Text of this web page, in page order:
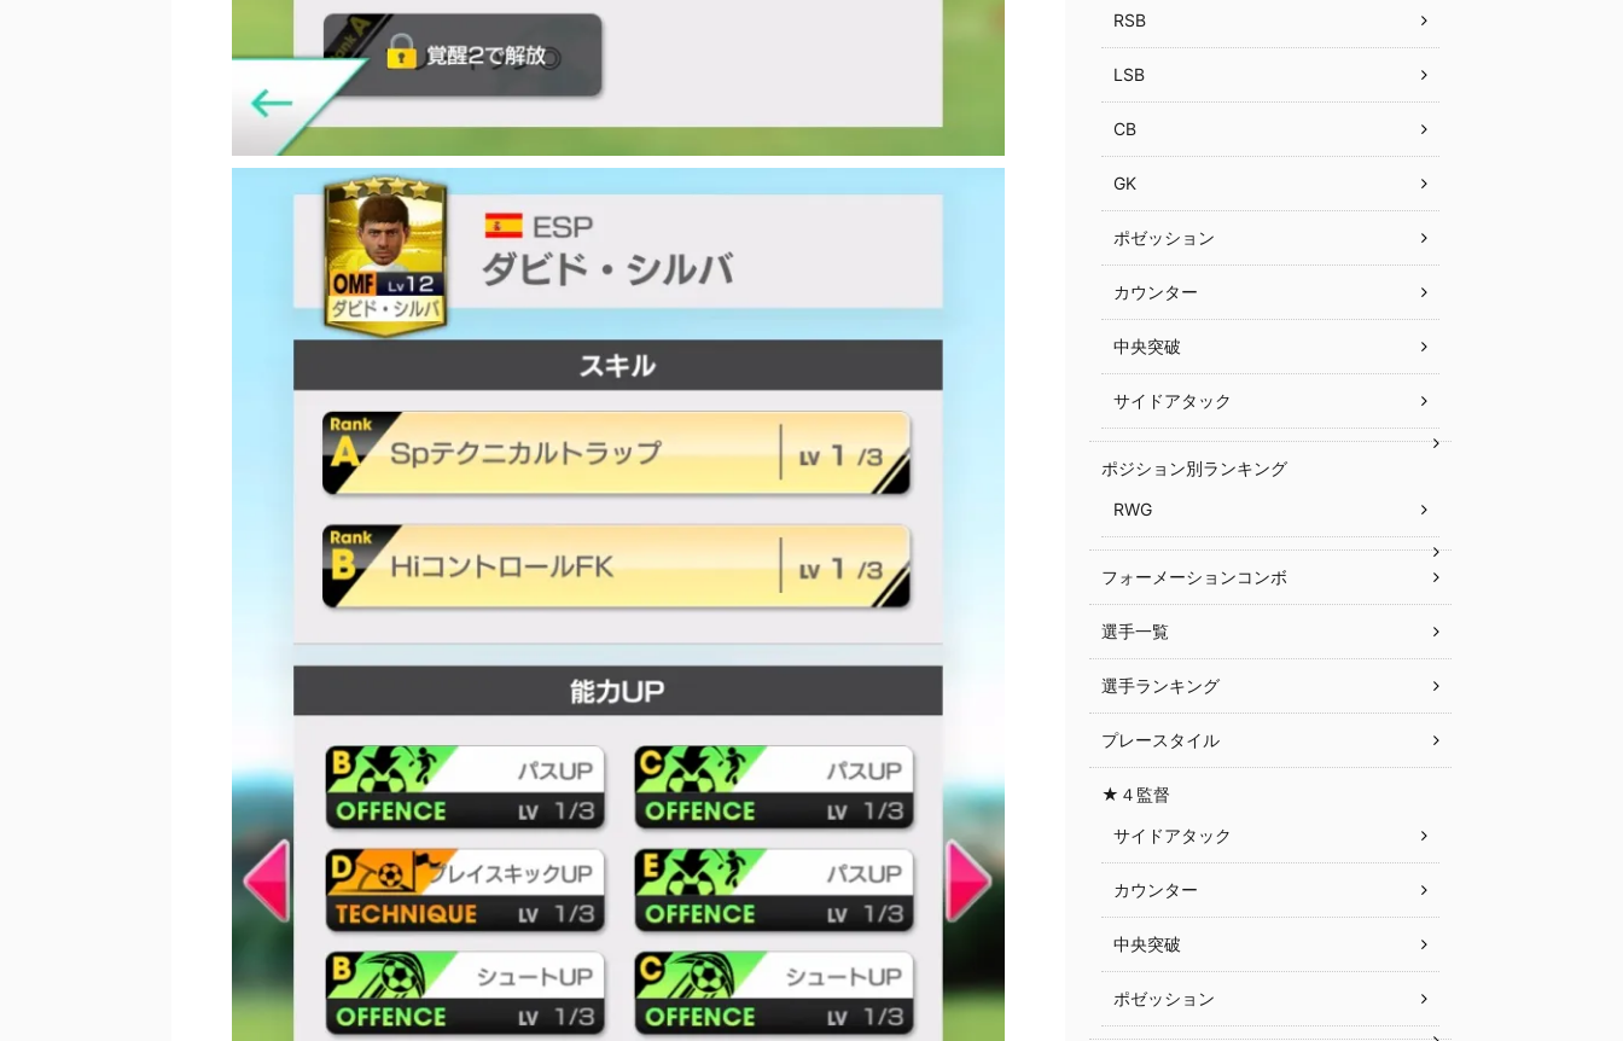
RSB
LSB
CB
GK
ポゼッション
カウンター
中央突破
サイドアタック
ポジション別ランキング
RWG
フォーメーションコンボ
選手一覧
選手ランキング
プレースタイル
★４監督
サイドアタック
カウンター
中央突破
ポゼッション